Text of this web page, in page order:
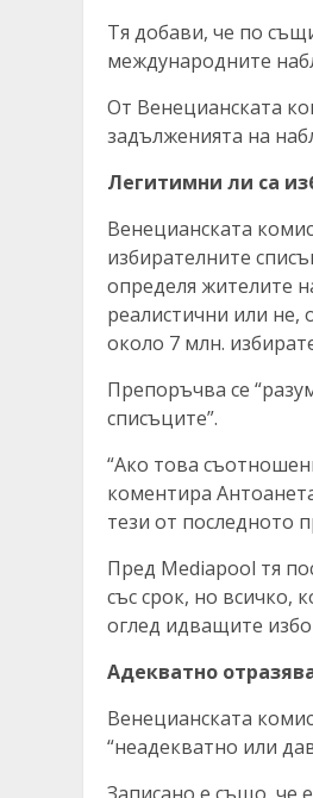
Тя добави, че по
международните
От Венецианската
задълженията на
Легитимни ли са
Венецианската
избирателните
определя жителите
реалистични или не,
около 7 млн.
Препоръчва се
списъците”.
“Ако това
коментира
тези от последното
Пред Mediapool тя
със срок, но всичко,
оглед идващите
Адекватно
Венецианската
“неадекватно или